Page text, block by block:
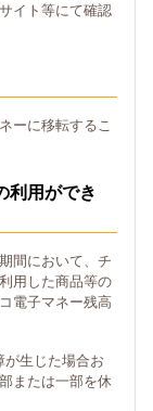
イト等にて確認
ーに移転するこ
利用ができ
間において、チ
用した商品等の
電子マネー残高
が生じた場合お
または一部を休